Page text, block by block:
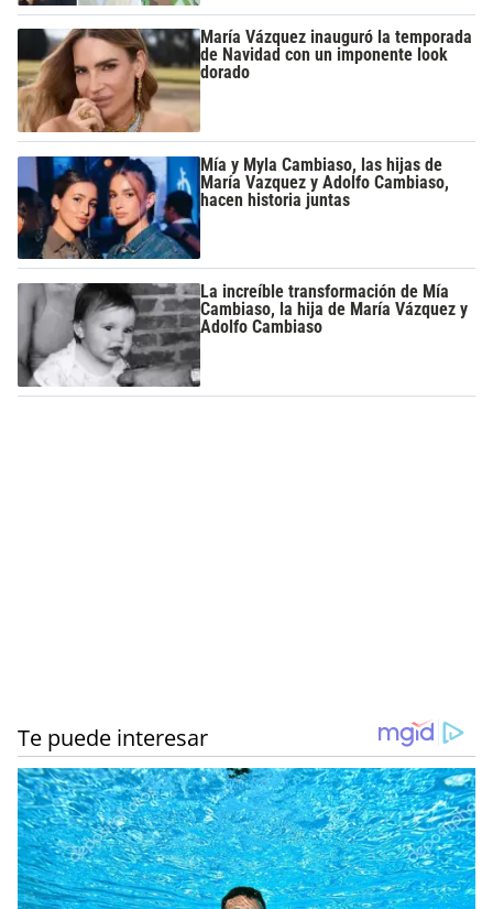
María Vázquez inauguró la temporada
de Navidad con un imponente look
dorado
Mía y Myla Cambiaso, las hijas de
María Vazquez y Adolfo Cambiaso,
hacen historia juntas
La increíble transformación de Mía
Cambiaso, la hija de María Vázquez y
Adolfo Cambiaso